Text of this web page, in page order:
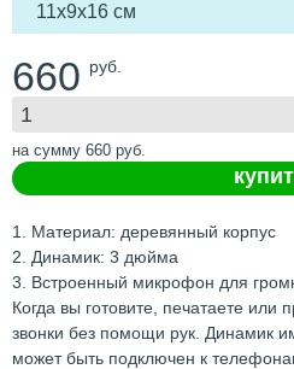
11х9х16 см
660 руб.
на сумму 660 руб.
1. Материал: деревянный корпус
2. Динамик: 3 дюйма
3. Встроенный микрофон для
Когда вы готовите, печатаете или
звонки без помощи рук. Динамик
может быть подключен к